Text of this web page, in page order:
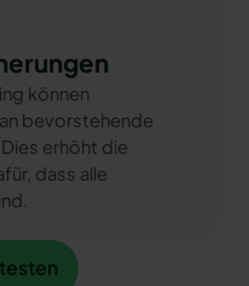
können
bevorstehende
erhöht die
dass alle